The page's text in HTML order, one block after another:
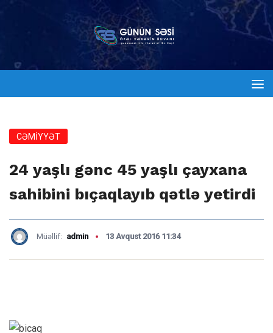
CƏMİYYƏT
24 yaşlı gənc 45 yaşlı çayxana
sahibini bıçaqlayıb qətlə yetirdi
Müəllif: admin 13 Avqust 2016 11:34